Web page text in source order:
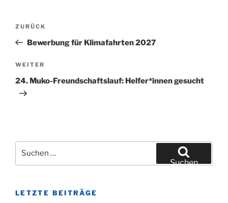
Beitragsnavigation
Vorheriger
Beitrag
ZURÜCK
Bewerbung für Klimafahrten 2027
Nächster
Beitrag
WEITER
24. Muko-Freundschaftslauf: Helfer*innen gesucht
nach:
Suchen
LETZTE BEITRÄGE